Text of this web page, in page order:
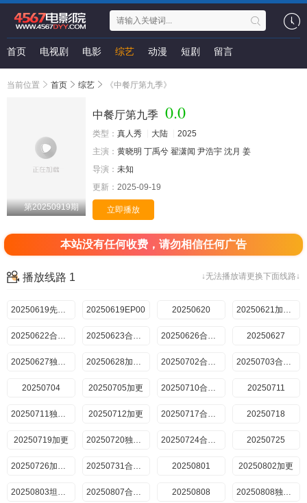
首页 电视剧 电影 综艺 动漫 短剧 留言
当前位置 首页 综艺 《中餐厅第九季》
第20250919期
中餐厅第九季 0.0
类型： 真人秀 大陆
2025
主演： 黄晓明 丁禹兮 翟潇闻 尹浩宇 沈月 姜
导演： 未知
更新： 2025-09-19
立即播放
本站没有任何收费，请勿相信任何广告
↓无法播放请更换下面线路↓
播放线路 1
20250619先导篇 20250619EP00 20250620 20250621加更版
20250622合伙人手记 20250623合伙人手记 20250626合伙人手记 20250627
20250627独家直拍 20250628加更版 20250702合伙人手记 20250703合伙人手记
20250704 20250705加更 20250710合伙人手记 20250711
20250711独家直拍 20250712加更 20250717合伙人手记 20250718
20250719加更 20250720独家直拍 20250724合伙人手记 20250725
20250726加更版 20250731合伙人手记 20250801 20250802加更
20250803坦白局 20250807合伙人手记 20250808 20250808独家直拍